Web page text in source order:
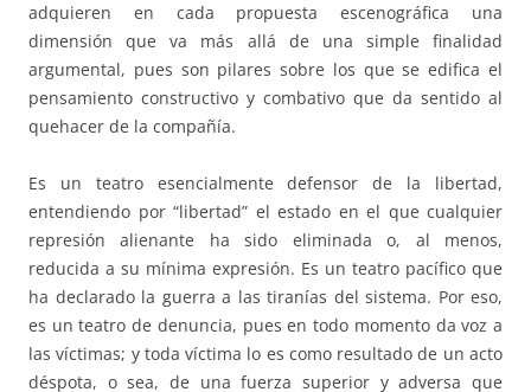
adquieren en cada propuesta escenográfica una
dimensión que va más allá de una simple finalidad
argumental, pues son pilares sobre los que se edifica el
pensamiento constructivo y combativo que da sentido al
quehacer de la compañía.
Es un teatro esencialmente defensor de la libertad,
entendiendo por “libertad” el estado en el que cualquier
represión alienante ha sido eliminada o, al menos,
reducida a su mínima expresión. Es un teatro pacífico que
ha declarado la guerra a las tiranías del sistema. Por eso,
es un teatro de denuncia, pues en todo momento da voz a
las víctimas; y toda víctima lo es como resultado de un acto
déspota, o sea, de una fuerza superior y adversa que